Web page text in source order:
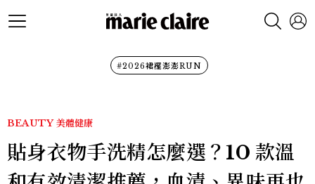
#2026裙襬澎澎RUN
BEAUTY 美體健康
貼身衣物手洗精怎麼選？10 款溫